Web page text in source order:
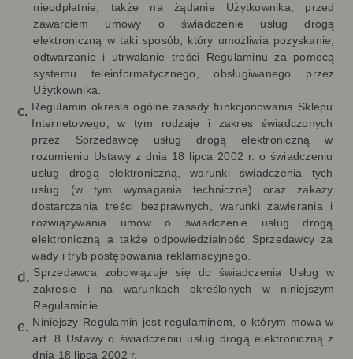
nieodpłatnie, także na żądanie Użytkownika, przed
zawarciem umowy o świadczenie usług drogą
elektroniczną w taki sposób, który umożliwia pozyskanie,
odtwarzanie i utrwalanie treści Regulaminu za pomocą
systemu teleinformatycznego, obsługiwanego przez
Użytkownika.
Regulamin określaogólne zasady funkcjonowania Sklepu
Internetowego, w tym rodzaje i zakres świadczonych
przez Sprzedawcę usług drogą elektroniczną w
rozumieniu Ustawy z dnia 18 lipca 2002 r. o świadczeniu
usług drogą elektroniczną, warunki świadczenia tych
usług (w tym wymagania techniczne) oraz zakazy
dostarczania treści bezprawnych, warunki zawierania i
rozwiązywania umów o świadczenie usług drogą
elektroniczną a także odpowiedzialność Sprzedawcy za
wady i tryb postępowania reklamacyjnego.
Sprzedawca zobowiązuje się do świadczenia Usług w
zakresie i na warunkach określonych w niniejszym
Regulaminie.
Niniejszy Regulamin jest regulaminem, o którym mowa w
art. 8 Ustawy o świadczeniu usług drogą elektroniczną z
dnia 18 lipca 2002 r.